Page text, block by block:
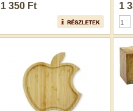
1 350 Ft 1